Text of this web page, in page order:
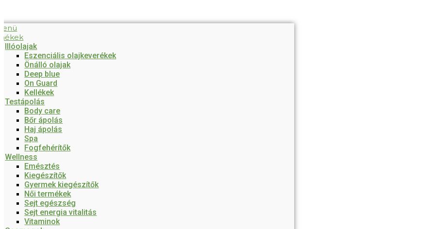
Illóolajak
Eszenciális olajkeverékek
Önálló olajak
Deep blue
On Guard
Kellékek
Testápolás
Body care
Bőr ápolás
Haj ápolás
Spa
Fogfehérítők
Wellness
Emésztés
Kiegészítők
Gyermek kiegészítők
Női termékek
Sejt egészség
Sejt energia vitalitás
Vitaminok